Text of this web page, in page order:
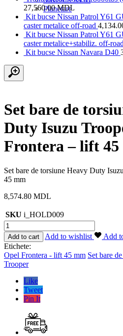
Planetare
27,560.00MDL
Kit bucse Nissan Patrol Y61
caster metalice off-road
Kit bucse Nissan Patrol Y61
caster metalice+stabiliz. off-road
Kit bucse Nissan Navara D40
Set bare de
Duty Isuzu
Frontera – lift 45
Set bare de torsiune Heavy Duty
45 mm
8,574.80 MDL
SKU i_HOLD009
Cantitate
Set
bare
de
torsiune
Heavy
Trooper,
Frontera
Add to cart Add to wishlist
Add
Etichete:
Opel Frontera - lift 45 mm Set bare
Trooper
Like
Tweet
Pin It